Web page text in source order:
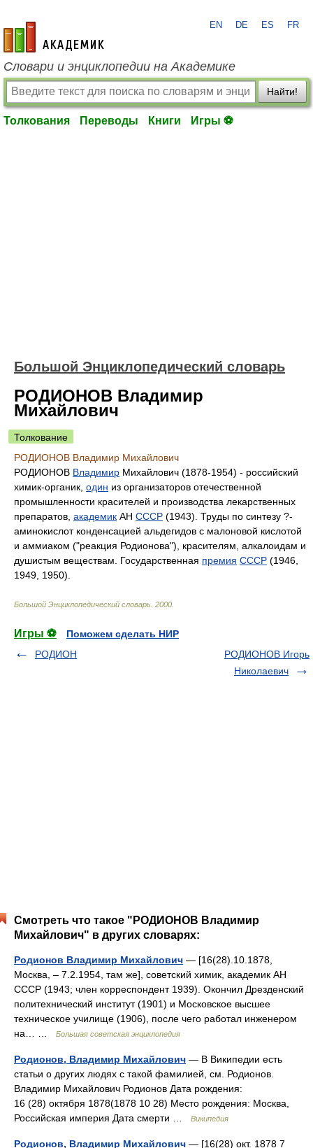
academic.ru
EN DE ES FR
Словари и энциклопедии на Академике
Найти!
Толкования Переводы Книги Игры ⚽
Большой Энциклопедический словарь
РОДИОНОВ Владимир
Михайлович
Толкование
РОДИОНОВ Владимир Михайлович
РОДИОНОВ Владимир Михайлович (1878-1954) - российский
химик-органик, один из организаторов отечественной
промышленности красителей и производства лекарственных
препаратов, академик АН СССР (1943). Труды по синтезу ?-
аминокислот конденсацией альдегидов с малоновой кислотой
и аммиаком ("реакция Родионова"), красителям, алкалоидам и
душистым веществам. Государственная премия СССР (1946,
1949, 1950).
Большой Энциклопедический словарь 2000
Игры ⚽
Поможем сделать НИР
РОДИОН
РОДИОНОВ Игорь
Николаевич
Смотреть что такое "РОДИОНОВ Владимир
Михайлович" в других словарях:
Родионов Владимир Михайлович — [16(28).10.1878,
Москва, ‒ 7.2.1954, там же], советский химик, академик АН
СССР (1943; член корреспондент 1939). Окончил Дрезденский
политехнический институт (1901) и Московское высшее
техническое училище (1906), после чего работал инженером
на… …
Большая советская энциклопедия
Родионов, Владимир Михайлович — В Википедии есть
статьи о других людях с такой фамилией, см. Родионов.
Владимир Михайлович Родионов Дата рождения:
16 (28) октября 1878(1878 10 28) Место рождения: Москва,
Российская империя Дата смерти …
Википедия
Родионов, Владимир Михайлович — [16(28) окт. 1878 7